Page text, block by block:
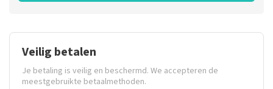
Veilig betalen
Je betaling is veilig en beschermd. We accepteren de
meestgebruikte betaalmethoden.